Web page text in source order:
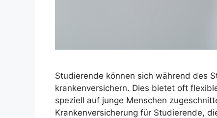
Studierende können sich während des
krankenversichern. Dies bietet oft
speziell auf junge Menschen
Krankenversicherung für Studierende,